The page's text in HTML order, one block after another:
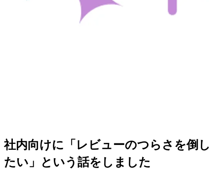
社内向けに「レビューのつらさを倒し
たい」という話をしました